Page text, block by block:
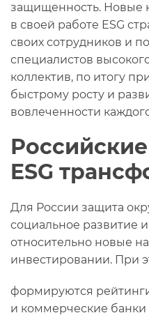
защищенность.
в своей работе ESG
своих сотрудников и
специалистов
коллектив, по итогу
быстрому росту и
вовлеченности
ESG
Для России защита
социальное развитие
относительно новые
инвестировании. При
формируются
и коммерческие банки